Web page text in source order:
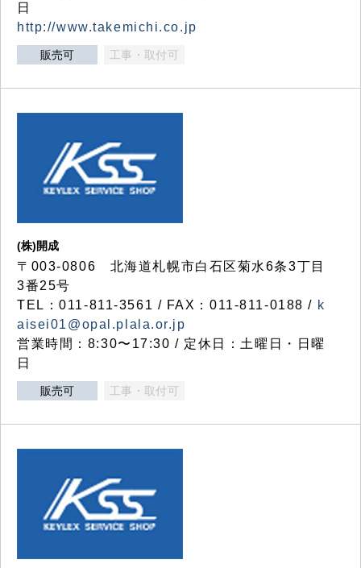
日
http://www.takemichi.co.jp
販売可 工事・取付可
(株)開成
〒003-0806 北海道札幌市白石区菊水6条3丁目
3番25号
TEL：011-811-3561 / FAX：011-811-0188 / k
aisei01@opal.plala.or.jp
営業時間：8:30〜17:30 / 定休日：土曜日・日曜
日
販売可 工事・取付可